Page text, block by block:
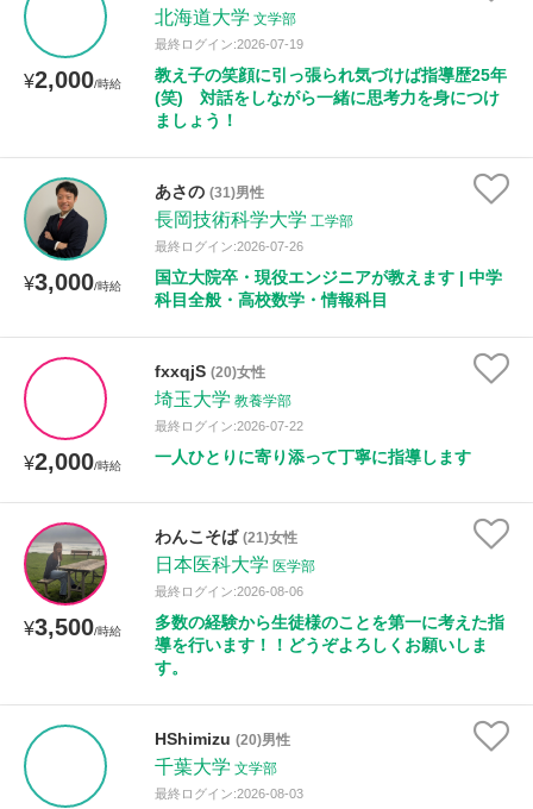
¥2,000/時給
北海道大学 文学部
最終ログイン:2026-07-19
教え子の笑顔に引っ張られ気づけば指導歴25年
(笑) 対話をしながら一緒に思考力を身につけ
ましょう！
¥3,000/時給
あさの (31)男性
長岡技術科学大学 工学部
最終ログイン:2026-07-26
国立大院卒・現役エンジニアが教えます | 中学
科目全般・高校数学・情報科目
¥2,000/時給
fxxqjS (20)女性
埼玉大学 教養学部
最終ログイン:2026-07-22
一人ひとりに寄り添って丁寧に指導します
¥3,500/時給
わんこそば (21)女性
日本医科大学 医学部
最終ログイン:2026-08-06
多数の経験から生徒様のことを第一に考えた指
導を行います！！どうぞよろしくお願いしま
す。
HShimizu (20)男性
千葉大学 文学部
最終ログイン:2026-08-03